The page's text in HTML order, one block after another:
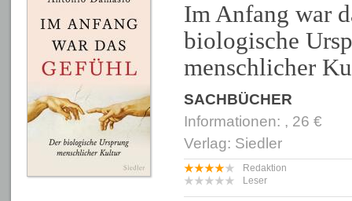
Im Anfang war
biologische
menschlicher
SACHBÜCHER
Informationen: , 26 €
Verlag: Siedler
Redaktion
Leser